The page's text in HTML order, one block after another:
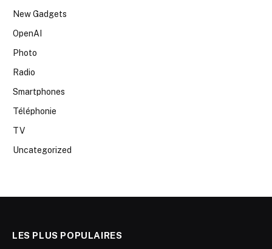
New Gadgets
OpenAI
Photo
Radio
Smartphones
Téléphonie
TV
Uncategorized
LES PLUS POPULAIRES